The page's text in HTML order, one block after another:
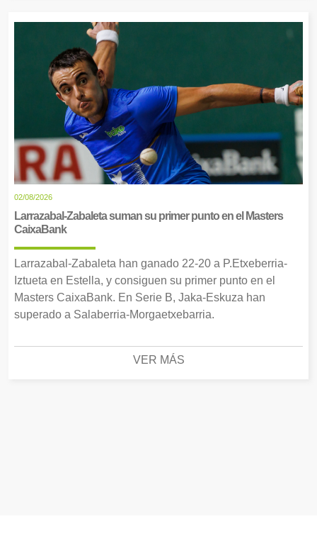
02/08/2026
Larrazabal-Zabaleta suman su primer punto en el Masters
CaixaBank
Larrazabal-Zabaleta han ganado 22-20 a P.Etxeberria-
Iztueta en Estella, y consiguen su primer punto en el
Masters CaixaBank. En Serie B, Jaka-Eskuza han
superado a Salaberria-Morgaetxebarria.
VER MÁS